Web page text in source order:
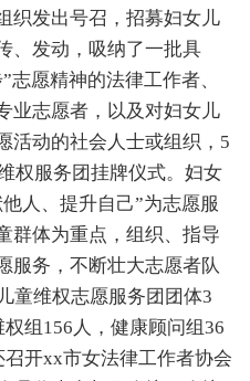
织发出号召，招募妇女儿
、发动，吸纳了一批具
志愿精神的法律工作者、
业志愿者，以及对妇女儿
活动的社会人士或组织，5
权服务团挂牌仪式。妇女
人、提升自己”为志愿服
群体为重点，组织、指导
服务，不断壮大志愿者队
童维权志愿服务团团体3
组156人，健康顾问组36
开xx市女法律工作者协会